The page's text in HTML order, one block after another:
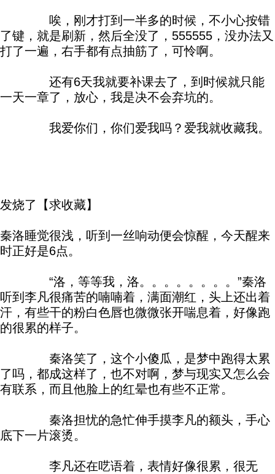
唉，刚才打到一半多的时候，不小心按错
了键，就是刷新，然后全没了，555555，没办法又
打了一遍，右手都有点抽筋了，可怜啊。
还有6天我就要补课去了，到时候就只能
一天一章了，放心，我是决不会弃坑的。
我爱你们，你们爱我吗？爱我就收藏我。
发烧了【求收藏】
秦洛睡觉很浅，听到一丝响动便会惊醒，今天醒来
时正好是6点。
“洛，等等我，洛。。。。。。。。”秦洛
听到李凡很痛苦的喃喃着，满面潮红，头上还出着
汗，有些干的粉白色唇也微微张开喘息着，好像跑
的很累的样子。
秦洛笑了，这个小傻瓜，是梦中跑得太累
了吗，都成这样了，也不对啊，梦与现实又怎么会
有联系，而且他脸上的红晕也有些不正常。
秦洛担忧的急忙伸手摸李凡的额头，手心
底下一片滚烫。
李凡还在呓语着，表情好像很累，很无